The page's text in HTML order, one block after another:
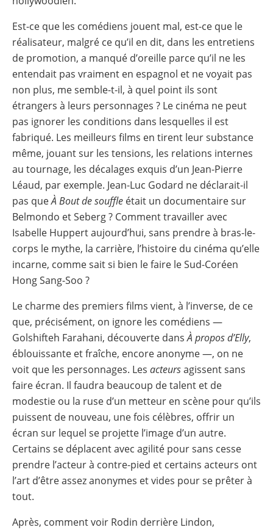
Est-ce que les comédiens jouent mal, est-ce que le
réalisateur, malgré ce qu’il en dit, dans les entretiens
de promotion, a manqué d’oreille parce qu’il ne les
entendait pas vraiment en espagnol et ne voyait pas
non plus, me semble-t-il, à quel point ils sont
étrangers à leurs personnages ? Le cinéma ne peut
pas ignorer les conditions dans lesquelles il est
fabriqué. Les meilleurs films en tirent leur substance
même, jouant sur les tensions, les relations internes
au tournage, les décalages exquis d’un Jean-Pierre
Léaud, par exemple. Jean-Luc Godard ne déclarait-il
pas queÀ Bout de souffle était un documentaire sur
Belmondo et Seberg ? Comment travailler avec
Isabelle Huppert aujourd’hui, sans prendre à bras-le-
corps le mythe, la carrière, l’histoire du cinéma qu’elle
incarne, comme sait si bien le faire le Sud-Coréen
Hong Sang-Soo ?
Le charme des premiers films vient, à l’inverse, de ce
que, précisément, on ignore les comédiens —
Golshifteh Farahani, découverte dansÀ propos d’Elly,
éblouissante et fraîche, encore anonyme —, on ne
voit que les personnages. Les acteursagissent sans
faire écran. Il faudra beaucoup de talent et de
modestie ou la ruse d’un metteur en scène pour qu’ils
puissent de nouveau, une fois célèbres, offrir un
écran sur lequel se projette l’image d’un autre.
Certains se déplacent avec agilité pour sans cesse
prendre l’acteur à contre-pied et certains acteurs ont
l’art d’être assez anonymes et vides pour se prêter à
tout.
Après, comment voir Rodin derrière Lindon,